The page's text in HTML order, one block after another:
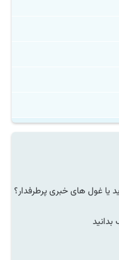
یا غول های خبری پرطرفدار؟
بدانید